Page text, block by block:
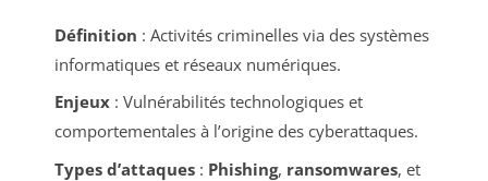
Définition : Activités criminelles via des systèmes
informatiques et réseaux numériques.
Enjeux: Vulnérabilités technologiques et
comportementales à l’origine des cyberattaques.
Types d’attaques: Phishing, ransomwares, et